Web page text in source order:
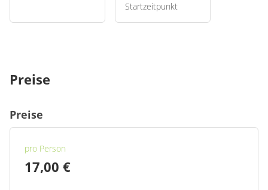
Startzeitpunkt
Preise
Preise
pro Person
17,00 €